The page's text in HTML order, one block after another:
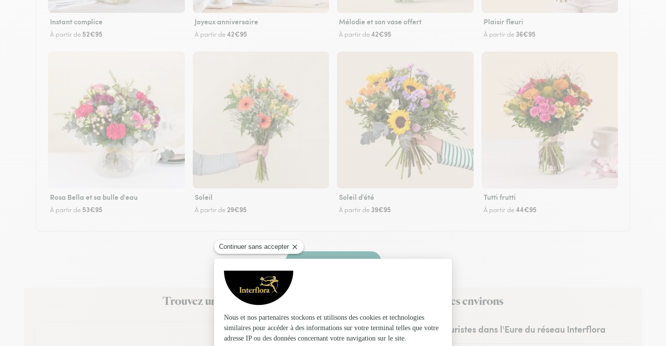
Instant complice
À partir de 52€95
Joyeux anniversaire
À partir de42€95
Mélodie et son vase offert
À partir de42€95
Plaisir fleuri
À partir de 36€95
Rosa Bella et sa bulle d'eau
À partir de 53€95
Soleil
À partir de 29€95
Soleil d'été
À partir de 39€95
Tutti frutti
À partir de44€95
Faire livrer des fleurs
Trouvez un fleuriste Interflora à Montfort-sur-Risle et dans ses environs
Les fleuristes dans l'Eure du réseau Interflora